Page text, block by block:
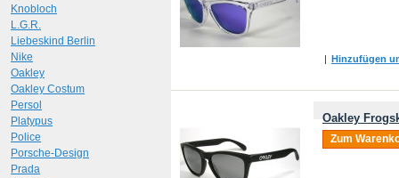
| Hinzufügen
Oakley
Zum
Knobloch
L.G.R.
Liebeskind Berlin
Nike
Oakley
Oakley Costum
Persol
Platypus
Police
Porsche-Design
Prada